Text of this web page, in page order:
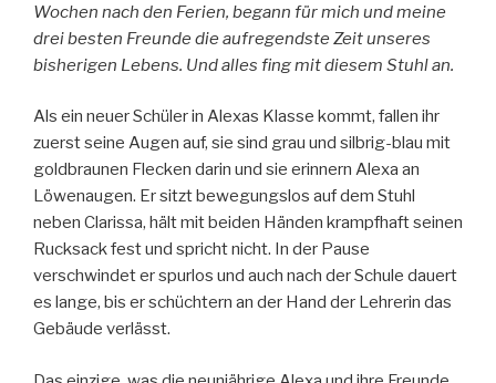
Wochen nach den Ferien, begann für mich und meine
drei besten Freunde die aufregendste Zeit unseres
bisherigen Lebens. Und alles fing mit diesem Stuhl an.
Als ein neuer Schüler in Alexas Klasse kommt, fallen ihr
zuerst seine Augen auf, sie sind grau und silbrig-blau mit
goldbraunen Flecken darin und sie erinnern Alexa an
Löwenaugen. Er sitzt bewegungslos auf dem Stuhl
neben Clarissa, hält mit beiden Händen krampfhaft seinen
Rucksack fest und spricht nicht. In der Pause
verschwindet er spurlos und auch nach der Schule dauert
es lange, bis er schüchtern an der Hand der Lehrerin das
Gebäude verlässt.